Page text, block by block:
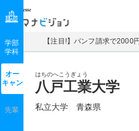
マナビジョン
【注目!】パンフ請求で2000
はちのへこうぎょう
八戸工業大学
私立大学 青森県
学部
学科
オー
キャン
先輩